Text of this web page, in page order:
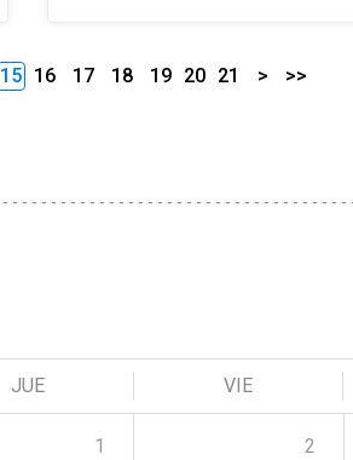
15 16 17 18 19 20 21 > >>
JUE VIE
1 2